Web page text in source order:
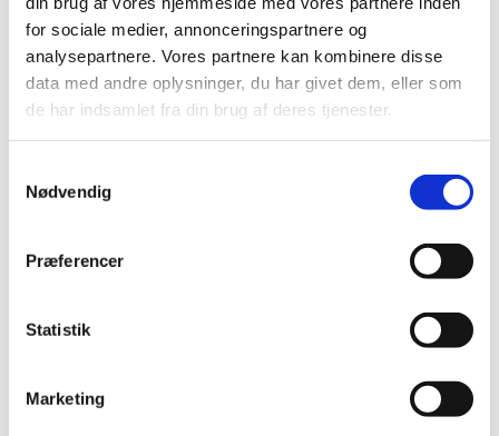
for sociale medier, annonceringspartnere og
analysepartnere. Vores partnere kan kombinere disse
data med andre oplysninger, du har givet dem, eller som
de har indsamlet fra din brug af deres tjenester.
Nødvendig
Præferencer
Statistik
Marketing
Læs mere her